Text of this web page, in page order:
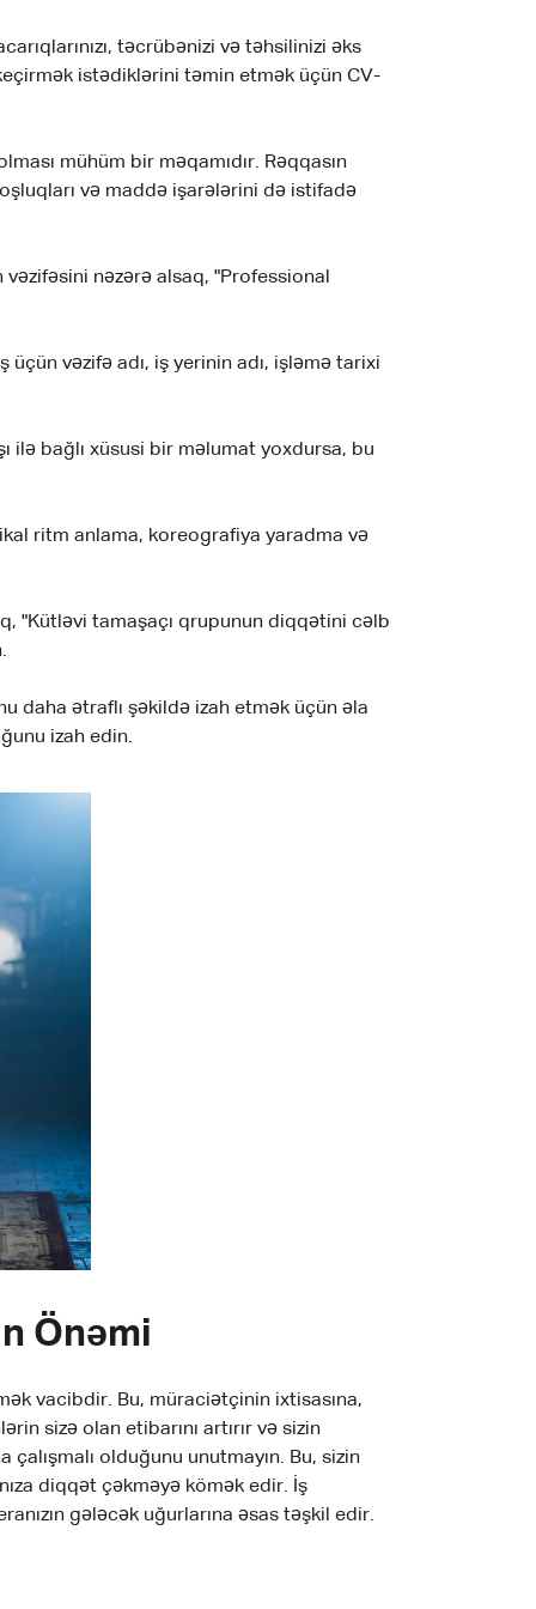
təcrübənizi və təhsilinizi əks
istədiklərini təmin etmək üçün CV-
mühüm bir məqamıdır. Rəqqasın
və maddə işarələrini də istifadə
nəzərə alsaq, "Professional
vəzifə adı, iş yerinin adı, işləmə tarixi
ilə bağlı xüsusi bir məlumat yoxdursa, bu
ritm anlama, koreografiya yaradma və
"Kütləvi tamaşaçı qrupunun diqqətini cəlb
daha ətraflı şəkildə izah etmək üçün əla
izah edin.
Önəmi
vacibdir. Bu, müraciətçinin ixtisasına,
sizə olan etibarını artırır və sizin
çalışmalı olduğunu unutmayın. Bu, sizin
diqqət çəkməyə kömək edir. İş
gələcək uğurlarına əsas təşkil edir.